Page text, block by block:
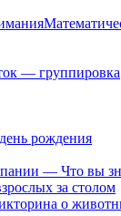
— группировка
рождения
— Что вы
за столом
о